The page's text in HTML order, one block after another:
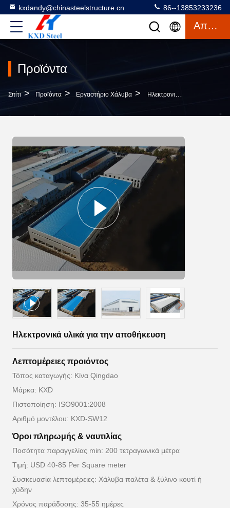
kxdandy@chinasteelstructure.cn 86--13853233236
Απόσπασμα
Προϊόντα
Σπίτι > Προϊόντα > Εργαστήριο Χάλυβα > Ηλεκτρονικά Υλικά Για Την Αποθήκευση
Ηλεκτρονικά υλικά για την αποθήκευση
Λεπτομέρειες προιόντος
Τόπος καταγωγής: Κίνα Qingdao
Μάρκα: KXD
Πιστοποίηση: ISO9001:2008
Αριθμό μοντέλου: KXD-SW12
Όροι πληρωμής & ναυτιλίας
Ποσότητα παραγγελίας min: 200 τετραγωνικά μέτρα
Τιμή: USD 40-85 Per Square meter
Συσκευασία λεπτομέρειες: Χάλυβα παλέτα & ξύλινο κουτί ή
χύδην
Χρόνος παράδοσης: 35-55 ημέρες